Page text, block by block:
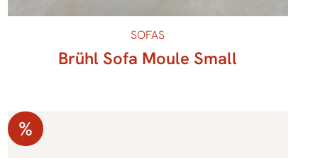
SOFAS
Brühl Sofa Moule Small
%